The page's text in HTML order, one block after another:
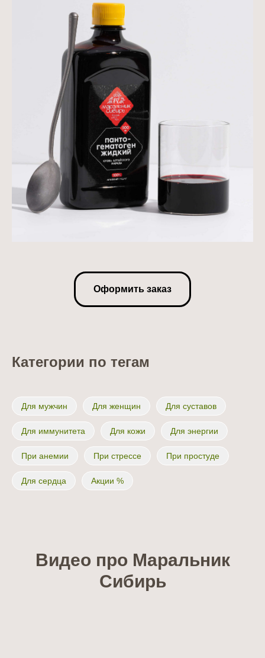
Оформить заказ
Категории по тегам
Для мужчин Для женщин Для суставов
Для иммунитета Для кожи Для энергии
При анемии При стрессе При простуде
Для сердца Акции %
Видео про Маральник
Сибирь